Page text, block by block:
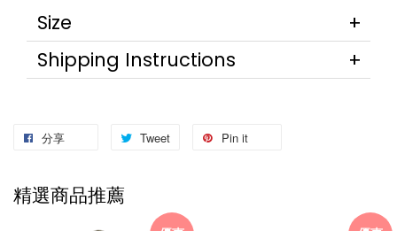
Size
Shipping Instructions
分享 Tweet Pin it
精選商品推薦